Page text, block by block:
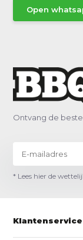
Open
Ontvang de beste
* Lees hier de
Klantenservice